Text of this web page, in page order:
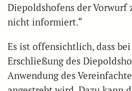
Diepoldshofens der Vorwurf
nicht informiert.“
Es ist offensichtlich, dass
Erschließung des
Anwendung des